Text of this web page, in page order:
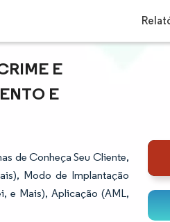
E
E
de Conheça Seu Cliente,
Modo de Implantação
e Mais), Aplicação (AML,